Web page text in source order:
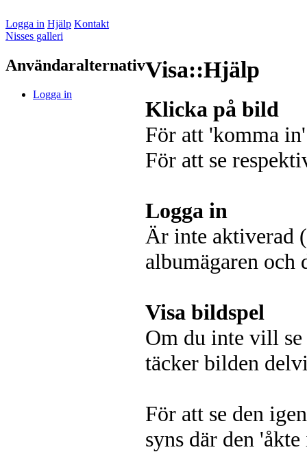
Logga in Hjälp Kontakt
Nisses galleri
Användaralternativ
Logga in
Visa::Hjälp
Klicka på bild
För att 'komma
För att se
Logga in
Är inte aktiverad
albumägaren och
Visa bildspel
Om du inte vill
täcker bilden
För att se den
syns där den